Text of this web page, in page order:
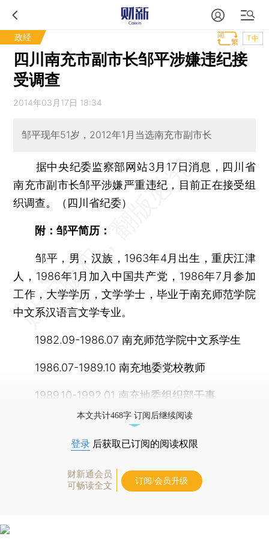
政经 T中
四川南充市副市长邹平涉嫌违纪接
受调查
2014年03月17日 18:34
邹平现年51岁，2012年1月当选南充市副市长
据中央纪委监察部网站3月17日消息，四川省
南充市副市长邹平涉嫌严重违纪，目前正在接受组
织调查。（四川省纪委）
附：邹平简历：
邹平，男，汉族，1963年4月出生，重庆江津
人，1986年1月加入中国共产党，1986年7月参加
工作，大学学历，文学学士，毕业于南充师范学院
中文系汉语言文学专业。
1982.09-1986.07 南充师范学院中文系学生
1986.07-1989.10 南充地委党校教师
1989.10-1992.01 南充地委组织部干事
本文共计468字 订阅后继续阅读
登录 后获取已订阅的阅读权限
财新通会员
可畅读全文
订阅/会员升级